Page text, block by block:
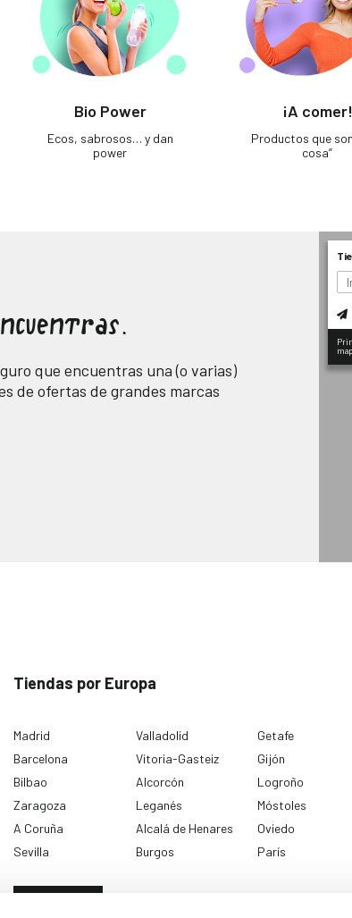
Bio Power
Ecos, sabrosos… y dan
power
¡A comer!
Productos que
cosa”
que encuentras una (o varias)
de ofertas de grandes marcas
Tiendas por Europa
Madrid
Barcelona
Bilbao
Zaragoza
A Coruña
Sevilla
Valladolid
Vitoria-Gasteiz
Alcorcón
Leganés
Alcalá de Henares
Burgos
Getafe
Gijón
Logroño
Móstoles
Oviedo
París